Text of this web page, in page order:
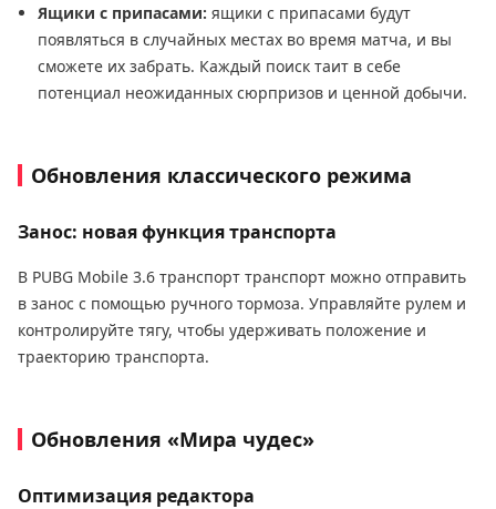
Ящики с припасами: ящики с припасами будут
появляться в случайных местах во время матча, и вы
сможете их забрать. Каждый поиск таит в себе
потенциал неожиданных сюрпризов и ценной добычи.
Обновления классического режима
Занос: новая функция транспорта
В PUBG Mobile 3.6 транспорт транспорт можно отправить
в занос с помощью ручного тормоза. Управляйте рулем и
контролируйте тягу, чтобы удерживать положение и
траекторию транспорта.
Обновления «Мира чудес»
Оптимизация редактора